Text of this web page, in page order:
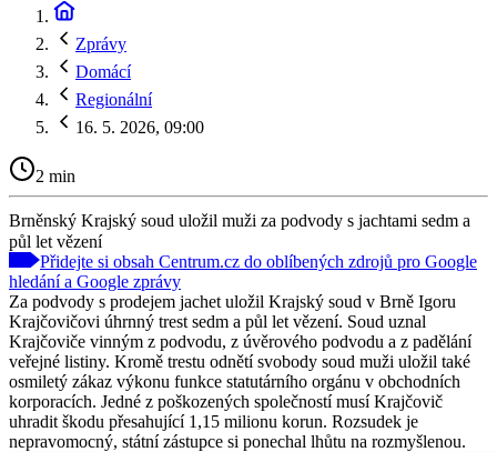
Zprávy
Domácí
Regionální
16. 5. 2026, 09:00
2 min
Brněnský Krajský soud uložil muži za podvody s jachtami sedm a
půl let vězení
Přidejte si obsah Centrum.cz do oblíbených zdrojů pro Google
hledání a Google zprávy
Za podvody s prodejem jachet uložil Krajský soud v Brně Igoru
Krajčovičovi úhrnný trest sedm a půl let vězení. Soud uznal
Krajčoviče vinným z podvodu, z úvěrového podvodu a z padělání
veřejné listiny. Kromě trestu odnětí svobody soud muži uložil také
osmiletý zákaz výkonu funkce statutárního orgánu v obchodních
korporacích. Jedné z poškozených společností musí Krajčovič
uhradit škodu přesahující 1,15 milionu korun. Rozsudek je
nepravomocný, státní zástupce si ponechal lhůtu na rozmyšlenou.